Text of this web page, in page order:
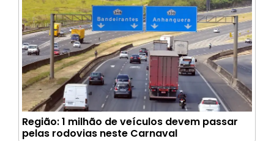
Região: 1 milhão de veículos devem passar
pelas rodovias neste Carnaval